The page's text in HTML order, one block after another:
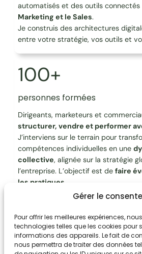
Gérer le
Pour offrir les meilleures expériences,
technologies telles que les cookies pour
informations des appareils. Le fait de
nous permettra de traiter des données
automatisés et des outils
Marketing et le Sales.
Je construis des architectures
entre votre stratégie, vos outils et
100+
personnes formées
Dirigeants, marketeurs et
structurer, vendre et performer
J’interviens sur le terrain pour
compétences individuelles en une
collective, alignée sur la stratégie
l’entreprise. L’objectif est defaire
les pratiques